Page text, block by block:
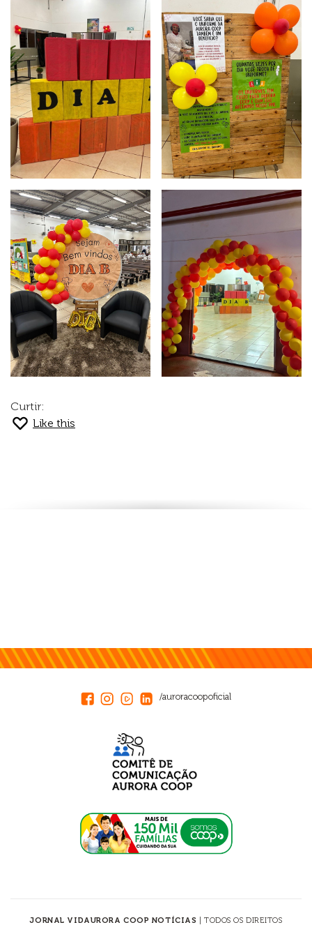
Curtir:
Like this
/auroracoopoficial
JORNAL VIDAURORA COOP NOTÍCIAS | TODOS OS DIREITOS